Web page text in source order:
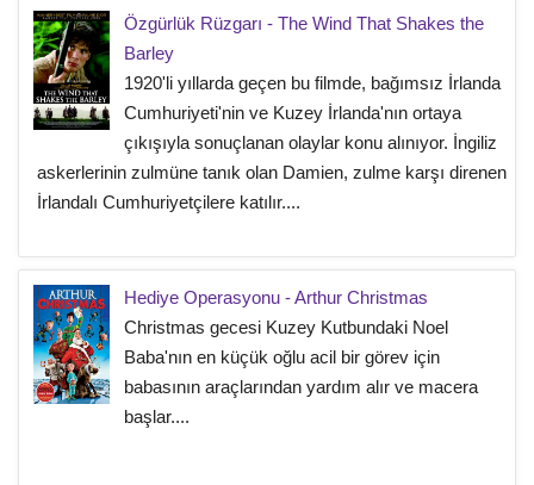
Özgürlük Rüzgarı - The Wind That Shakes the
Barley
1920'li yıllarda geçen bu filmde, bağımsız İrlanda
Cumhuriyeti'nin ve Kuzey İrlanda'nın ortaya
çıkışıyla sonuçlanan olaylar konu alınıyor. İngiliz
askerlerinin zulmüne tanık olan Damien, zulme karşı direnen
İrlandalı Cumhuriyetçilere katılır....
Hediye Operasyonu - Arthur Christmas
Christmas gecesi Kuzey Kutbundaki Noel
Baba'nın en küçük oğlu acil bir görev için
babasının araçlarından yardım alır ve macera
başlar....